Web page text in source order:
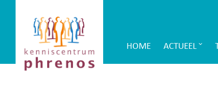
Phrenos
website
Main
HOME ACTUEEL